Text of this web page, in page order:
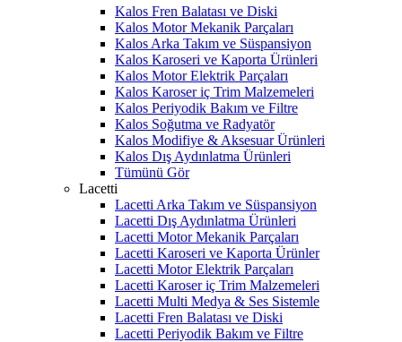
Kalos Fren Balatası ve Diski
Kalos Motor Mekanik Parçaları
Kalos Arka Takım ve Süspansiyon
Kalos Karoseri ve Kaporta Ürünleri
Kalos Motor Elektrik Parçaları
Kalos Karoser iç Trim Malzemeleri
Kalos Periyodik Bakım ve Filtre
Kalos Soğutma ve Radyatör
Kalos Modifiye & Aksesuar Ürünleri
Kalos Dış Aydınlatma Ürünleri
Tümünü Gör
Lacetti
Lacetti Arka Takım ve Süspansiyon
Lacetti Dış Aydınlatma Ürünleri
Lacetti Motor Mekanik Parçaları
Lacetti Karoseri ve Kaporta Ürünler
Lacetti Motor Elektrik Parçaları
Lacetti Karoser iç Trim Malzemeleri
Lacetti Multi Medya & Ses Sistemle
Lacetti Fren Balatası ve Diski
Lacetti Periyodik Bakım ve Filtre